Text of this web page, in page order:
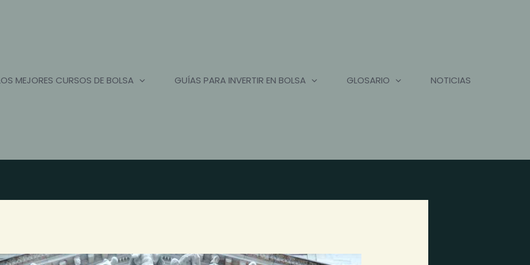
MEJORES CURSOS DE BOLSA GUÍAS PARA INVERTIR EN BOLSA GLOSARIO NOTICIAS